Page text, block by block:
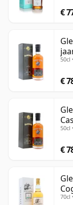
€
50cl
€
50cl
€
70cl